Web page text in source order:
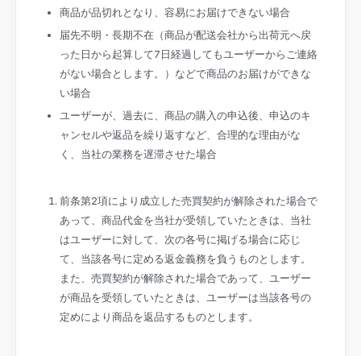
商品が品切れとなり、容易にお届けできない場合
届先不明・長期不在（商品が配送会社から出荷元へ戻
った日から起算して7日経過してもユーザーからご連絡
がない場合とします。）などで商品のお届けができな
い場合
ユーザーが、過去に、商品の購入の申込後、申込のキ
ャンセルや返品を繰り返すなど、合理的な理由がな
く、当社の業務を遅滞させた場合
前条第2項により成立した売買契約が解除された場合で
あって、商品代金を当社が受領していたときは、当社
はユーザーに対して、次の各号に掲げる場合に応じ
て、当該各号に定める返金義務を負うものとします。
また、売買契約が解除された場合であって、ユーザー
が商品を受領していたときは、ユーザーは当該各号の
定めにより商品を返品するものとします。